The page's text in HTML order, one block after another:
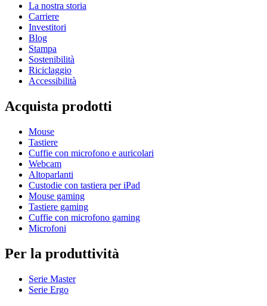
La nostra storia
Carriere
Investitori
Blog
Stampa
Sostenibilità
Riciclaggio
Accessibilità
Acquista prodotti
Mouse
Tastiere
Cuffie con microfono e auricolari
Webcam
Altoparlanti
Custodie con tastiera per iPad
Mouse gaming
Tastiere gaming
Cuffie con microfono gaming
Microfoni
Per la produttività
Serie Master
Serie Ergo